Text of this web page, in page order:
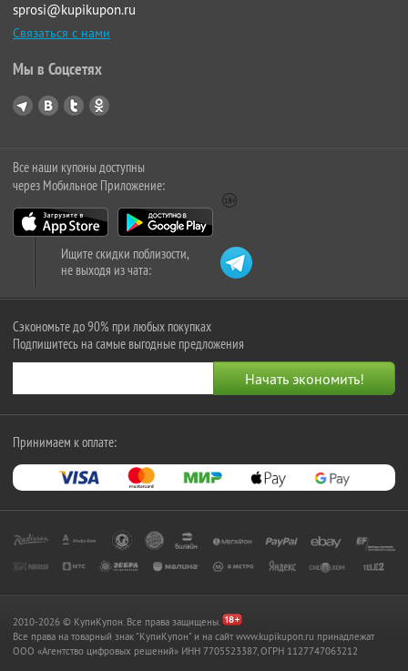
sprosi@kupikupon.ru
Связаться с нами
Мы в Соцсетях
Все наши купоны доступны
через Мобильное Приложение:
Ищите скидки поблизости,
не выходя из чата:
Сэкономьте до 90% при любых покупках
Подпишитесь на самые выгодные предложения
Принимаем к оплате:
2010-2026 © КупиКупон. Все права защищены.
Все права на товарный знак "КупиКупон" и на сайт www.kupikupon.ru принадлежат
OOO «Агентство цифровых решений» ИНН 7705523387, ОГРН 1127747063212